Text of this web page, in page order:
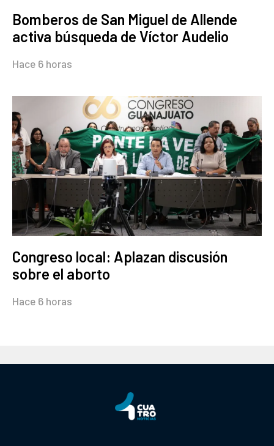
Bomberos de San Miguel de Allende
activa búsqueda de Víctor Audelio
Hace 6 horas
Congreso local: Aplazan discusión
sobre el aborto
Hace 6 horas